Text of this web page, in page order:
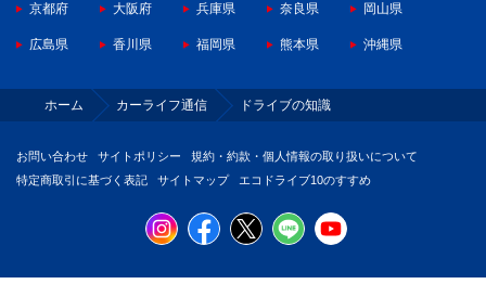
京都府 大阪府 兵庫県 奈良県 岡山県
広島県 香川県 福岡県 熊本県 沖縄県
ホーム カーライフ通信 ドライブの知識
お問い合わせ サイトポリシー
規約・約款・個人情報の取り扱いについて
特定商取引に基づく表記
サイトマップ エコドライブ10のすすめ